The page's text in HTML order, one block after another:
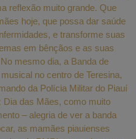
reflexão muito grande. Que
hoje, que possa dar saúde
e transforme suas
em bênçãos e as suas
mesmo dia, a Banda de
no centro de Teresina,
da Polícia Militar do Piauí
das Mães, como muito
– alegria de ver a banda
as mamães piauienses